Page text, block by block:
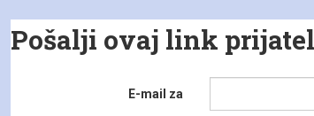
Pošalji ovaj link
E-mail za